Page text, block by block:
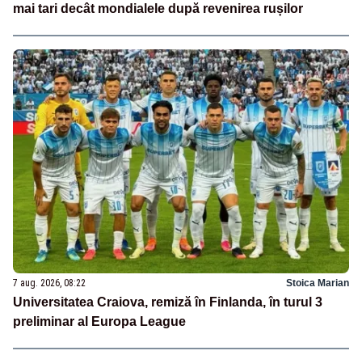
mai tari decât mondialele după revenirea rușilor
7 aug. 2026, 08:22 Stoica Marian
Universitatea Craiova, remiză în Finlanda, în turul 3
preliminar al Europa League